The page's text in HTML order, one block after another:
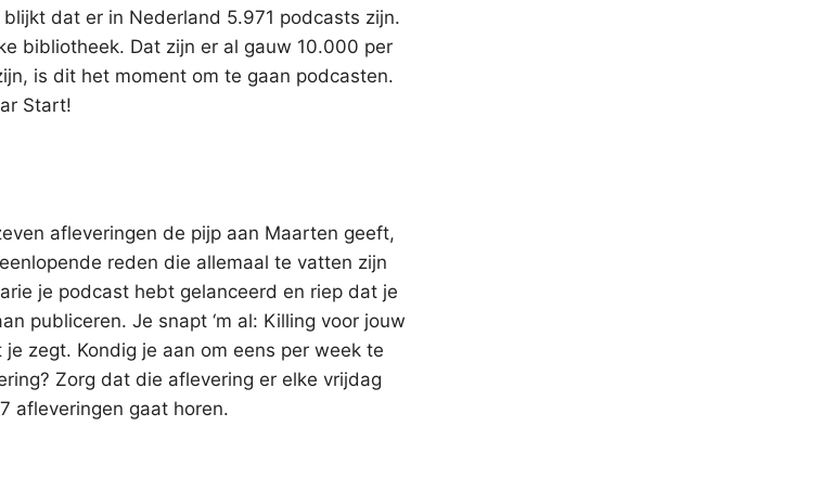
dat er in Nederland 5.971 podcasts zijn.
bibliotheek. Dat zijn er al gauw 10.000 per
is dit het moment om te gaan podcasten.
Start!
afleveringen de pijp aan Maarten geeft,
reden die allemaal te vatten zijn
je podcast hebt gelanceerd en riep dat je
publiceren. Je snapt ‘m al: Killing voor jouw
zegt. Kondig je aan om eens per week te
Zorg dat die aflevering er elke vrijdag
afleveringen gaat horen.